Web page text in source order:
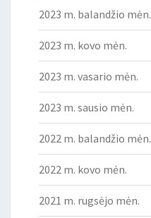
2023 m. balandžio mėn.
2023 m. kovo mėn.
2023 m. vasario mėn.
2023 m. sausio mėn.
2022 m. balandžio mėn.
2022 m. kovo mėn.
2021 m. rugsėjo mėn.